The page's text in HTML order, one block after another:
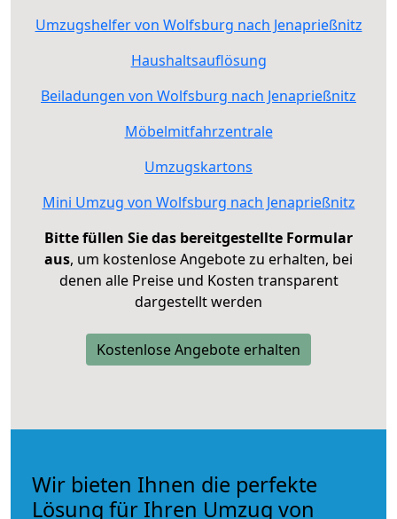
Umzugshelfer von Wolfsburg nach Jenaprießnitz
Haushaltsauflösung
Beiladungen von Wolfsburg nach Jenaprießnitz
Möbelmitfahrzentrale
Umzugskartons
Mini Umzug von Wolfsburg nach Jenaprießnitz
Bitte füllen Sie das bereitgestellte Formular
aus, um kostenlose Angebote zu erhalten, bei
denen alle Preise und Kosten transparent
dargestellt werden
Kostenlose Angebote erhalten
Wir bieten Ihnen die perfekte
Lösung für Ihren Umzug von